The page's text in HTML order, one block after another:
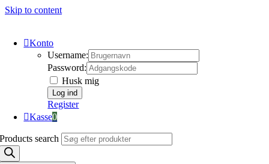
Skip to content
Konto
Username:
Password:
Husk mig
Register
Kasse0
Products search